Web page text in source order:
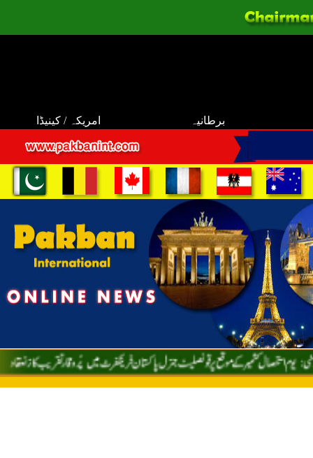
امریکہ / کینیڈا برطانیہ